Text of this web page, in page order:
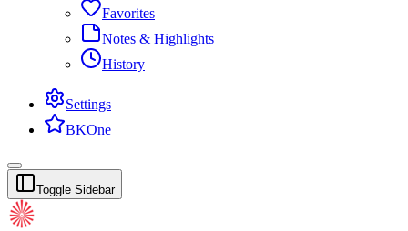
Favorites
Notes & Highlights
History
Settings
BKOne
Toggle Sidebar